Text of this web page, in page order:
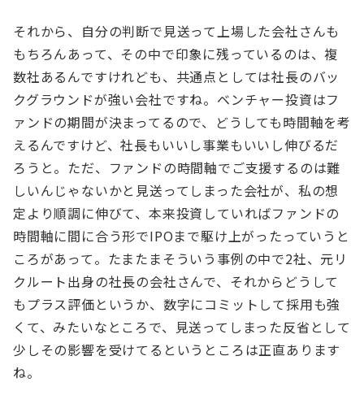
それから、自分の判断で見送って上場した会社さんも
もちろんあって、その中で印象に残っているのは、複
数社あるんですけれども、共通点としては社長のバッ
クグラウンドが強い会社ですね。ベンチャー投資はフ
ァンドの期間が決まってるので、どうしても時間軸を考
えるんですけど、社長もいいし事業もいいし伸びるだ
ろうと。ただ、ファンドの時間軸でご支援するのは難
しいんじゃないかと見送ってしまった会社が、私の想
定より順調に伸びて、本来投資していればファンドの
時間軸に間に合う形でIPOまで駆け上がったっていうと
ころがあって。たまたまそういう事例の中で2社、元リ
クルート出身の社長の会社さんで、それからどうして
もプラス評価というか、数字にコミットして採用も強
くて、みたいなところで、見送ってしまった反省として
少しその影響を受けてるというところは正直あります
ね。